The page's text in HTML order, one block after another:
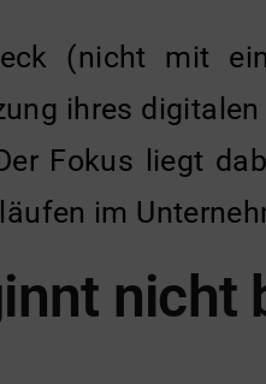
(nicht mit
ihres
Fokus liegt
im
nicht